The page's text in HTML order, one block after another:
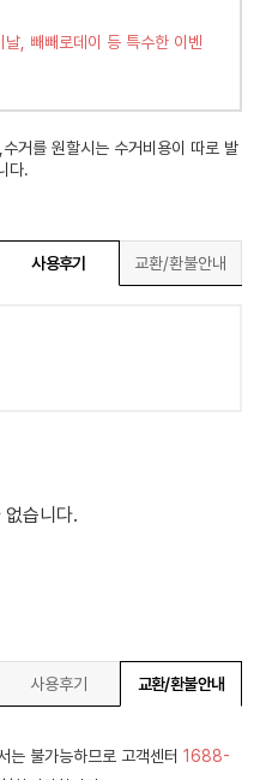
, 빼빼로데이 등 특수한 이벤
거를 원할시는 수거비용이 따로 발
다.
사용후기 교환/환불안내
없습니다.
사용후기 교환/환불안내
는 불가능하므로 고객센터 1688-